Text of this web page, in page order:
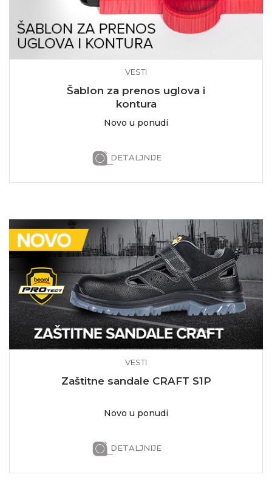
VESTI
Šablon za prenos uglova i
kontura
Novo u ponudi
DETALJNIJE
VESTI
Zaštitne sandale CRAFT S1P
Novo u ponudi
DETALJNIJE